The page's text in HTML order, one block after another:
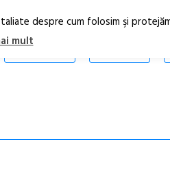
despre cum folosim şi
mult